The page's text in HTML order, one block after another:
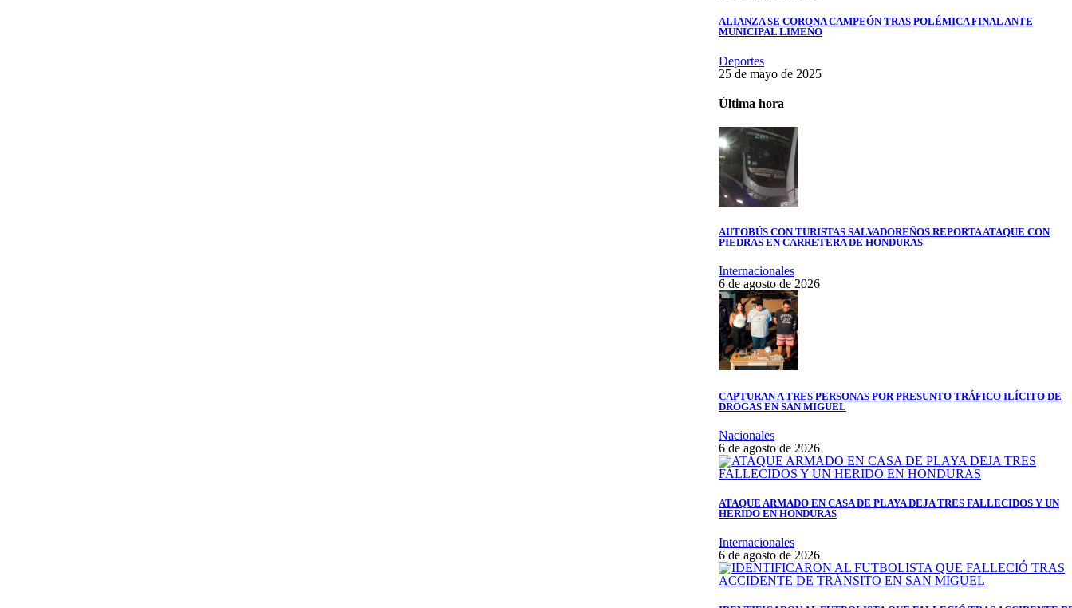
ALIANZA SE CORONA CAMPEÓN TRAS POLÉMICA FINAL ANTE
MUNICIPAL LIMEÑO
Deportes
25 de mayo de 2025
Última hora
AUTOBÚS CON TURISTAS SALVADOREÑOS REPORTA ATAQUE CON
PIEDRAS EN CARRETERA DE HONDURAS
Internacionales
6 de agosto de 2026
CAPTURAN A TRES PERSONAS POR PRESUNTO TRÁFICO ILÍCITO DE
DROGAS EN SAN MIGUEL
Nacionales
6 de agosto de 2026
ATAQUE ARMADO EN CASA DE PLAYA DEJA TRES FALLECIDOS Y UN
HERIDO EN HONDURAS
Internacionales
6 de agosto de 2026